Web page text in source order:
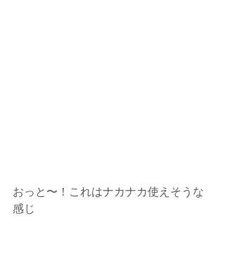
おっと〜！これはナカナカ使えそうな
感じ